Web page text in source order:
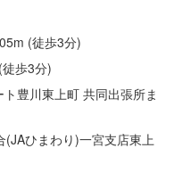
(徒歩3分)
歩3分)
豊川東上町 共同出張所ま
ひまわり)一宮支店東上